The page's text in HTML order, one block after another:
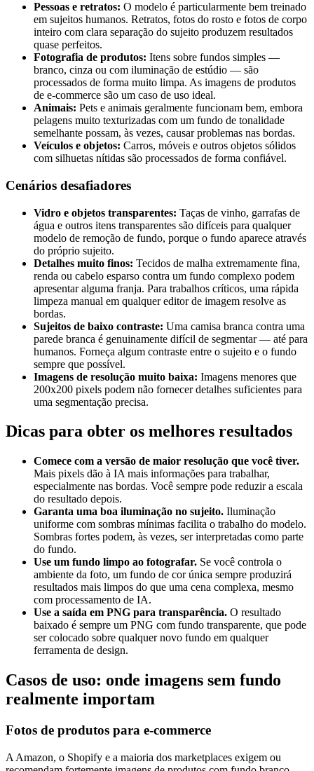
Pessoas e retratos: O modelo é particularmente bem treinado
em sujeitos humanos. Retratos, fotos do rosto e fotos de corpo
inteiro com clara separação do sujeito produzem resultados
quase perfeitos.
Fotografia de produtos: Itens sobre fundos simples —
branco, cinza ou com iluminação de estúdio — são
processados de forma muito limpa. As imagens de produtos
de e-commerce são um caso de uso ideal.
Animais: Pets e animais geralmente funcionam bem, embora
pelagens muito texturizadas com um fundo de tonalidade
semelhante possam, às vezes, causar problemas nas bordas.
Veículos e objetos: Carros, móveis e outros objetos sólidos
com silhuetas nítidas são processados de forma confiável.
Cenários desafiadores
Vidro e objetos transparentes: Taças de vinho, garrafas de
água e outros itens transparentes são difíceis para qualquer
modelo de remoção de fundo, porque o fundo aparece através
do próprio sujeito.
Detalhes muito finos: Tecidos de malha extremamente fina,
renda ou cabelo esparso contra um fundo complexo podem
apresentar alguma franja. Para trabalhos críticos, uma rápida
limpeza manual em qualquer editor de imagem resolve as
bordas.
Sujeitos de baixo contraste: Uma camisa branca contra uma
parede branca é genuinamente difícil de segmentar — até para
humanos. Forneça algum contraste entre o sujeito e o fundo
sempre que possível.
Imagens de resolução muito baixa: Imagens menores que
200x200 pixels podem não fornecer detalhes suficientes para
uma segmentação precisa.
Dicas para obter os melhores resultados
Comece com a versão de maior resolução que você tiver.
Mais pixels dão à IA mais informações para trabalhar,
especialmente nas bordas. Você sempre pode reduzir a escala
do resultado depois.
Garanta uma boa iluminação no sujeito. Iluminação
uniforme com sombras mínimas facilita o trabalho do modelo.
Sombras fortes podem, às vezes, ser interpretadas como parte
do fundo.
Use um fundo limpo ao fotografar. Se você controla o
ambiente da foto, um fundo de cor única sempre produzirá
resultados mais limpos do que uma cena complexa, mesmo
com processamento de IA.
Use a saída em PNG para transparência. O resultado
baixado é sempre um PNG com fundo transparente, que pode
ser colocado sobre qualquer novo fundo em qualquer
ferramenta de design.
Casos de uso: onde imagens sem fundo
realmente importam
Fotos de produtos para e-commerce
A Amazon, o Shopify e a maioria dos marketplaces exigem ou